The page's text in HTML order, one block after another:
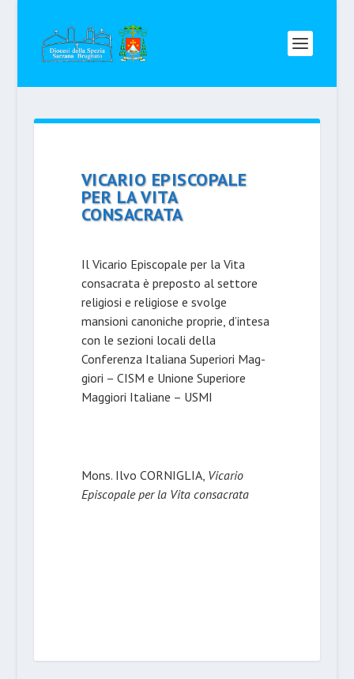
VICARIO EPISCOPALE
PER LA VITA
CONSACRATA
Il Vicario Episcopale per la Vita
consacrata è preposto al settore
religiosi e religiose e svolge
mansioni canoniche pro­prie, d’intesa
con le sezioni locali della
Conferenza Italiana Superiori Mag­
giori – CISM e Unione Superiore
Maggiori Italiane – USMI
Mons. Ilvo CORNIGLIA, Vicario
Episcopale per la Vita consacrata